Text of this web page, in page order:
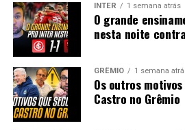
INTER 1 semana atrás
O grande
nesta noite
GRÊMIO 1 semana
Os outros
Castro no Grêmio